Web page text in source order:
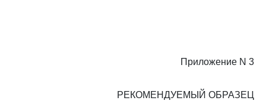
Приложение N 3
РЕКОМЕНДУЕМЫЙ ОБРАЗЕЦ